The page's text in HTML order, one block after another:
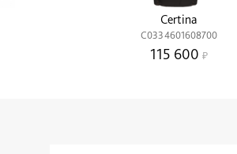
Certina
C0334601608700
115 600